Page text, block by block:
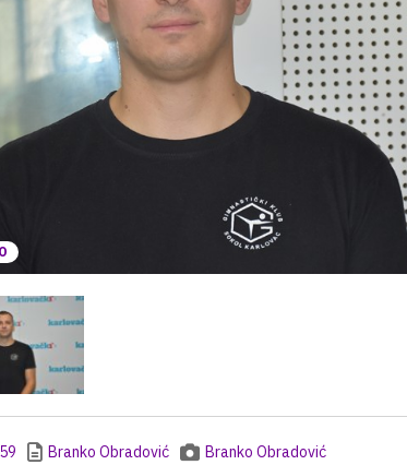
Branko Obradović Branko Obradović